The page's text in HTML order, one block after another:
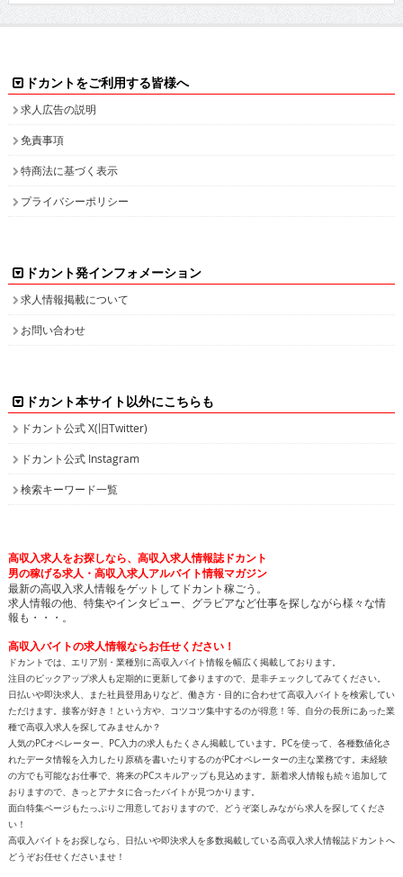
ドカントをご利用する皆様へ
求人広告の説明
免責事項
特商法に基づく表示
プライバシーポリシー
ドカント発インフォメーション
求人情報掲載について
お問い合わせ
ドカント本サイト以外にこちらも
ドカント公式 X(旧Twitter)
ドカント公式 Instagram
検索キーワード一覧
高収入求人をお探しなら、高収入求人情報誌ドカント
男の稼げる求人・高収入求人アルバイト情報マガジン
最新の高収入求人情報をゲットしてドカント稼ごう。
求人情報の他、特集やインタビュー、グラビアなど仕事を探しながら様々な情
報も・・・。
高収入バイトの求人情報ならお任せください！
ドカントでは、エリア別・業種別に高収入バイト情報を幅広く掲載しております。
注目のピックアップ求人も定期的に更新して参りますので、是非チェックしてみてください。
日払いや即決求人、また社員登用ありなど、働き方・目的に合わせて高収入バイトを検索してい
ただけます。接客が好き！という方や、コツコツ集中するのが得意！等、自分の長所にあった業
種で高収入求人を探してみませんか？
人気のPCオペレーター、PC入力の求人もたくさん掲載しています。PCを使って、各種数値化さ
れたデータ情報を入力したり原稿を書いたりするのがPCオペレーターの主な業務です。未経験
の方でも可能なお仕事で、将来のPCスキルアップも見込めます。新着求人情報も続々追加して
おりますので、きっとアナタに合ったバイトが見つかります。
面白特集ページもたっぷりご用意しておりますので、どうぞ楽しみながら求人を探してくださ
い！
高収入バイトをお探しなら、日払いや即決求人を多数掲載している高収入求人情報誌ドカントへ
どうぞお任せくださいませ！